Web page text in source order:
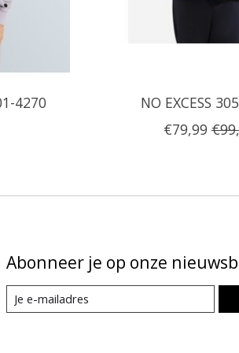
4270
NO EXCESS
€79,99
Abonneer je op onze